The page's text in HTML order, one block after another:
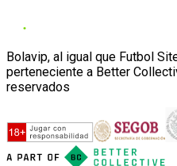
Bolavip, al igual que Futbol
perteneciente a Better
reservados